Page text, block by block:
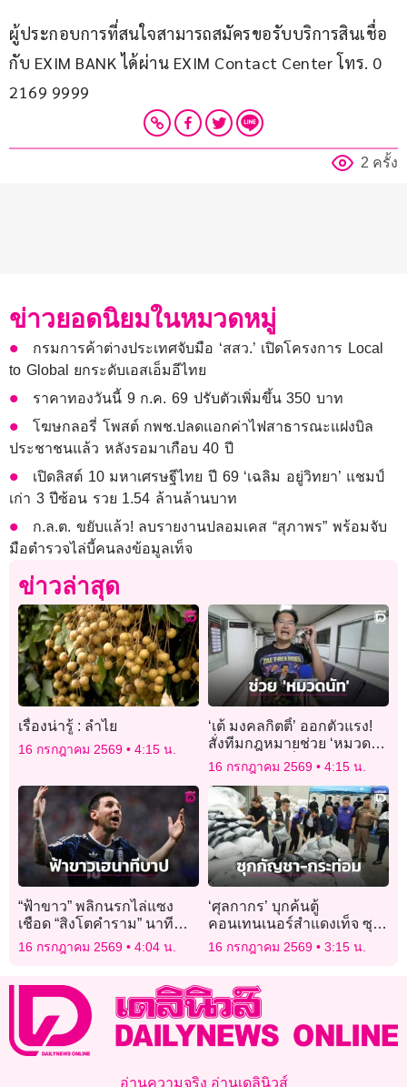
ผู้ประกอบการที่สนใจสามารถสมัครขอรับบริการสินเชื่อ
กับ EXIM BANK ได้ผ่าน EXIM Contact Center โทร. 0
2169 9999
2 ครั้ง
ข่าวยอดนิยมในหมวดหมู่
กรมการค้าต่างประเทศจับมือ ‘สสว.’ เปิดโครงการ Local
to Global ยกระดับเอสเอ็มอีไทย
ราคาทองวันนี้ 9 ก.ค. 69 ปรับตัวเพิ่มขึ้น 350 บาท
โฆษกลอรี่ โพสต์ กพช.ปลดแอกค่าไฟสาธารณะแฝงบิล
ประชาชนแล้ว หลังรอมาเกือบ 40 ปี
เปิดลิสต์ 10 มหาเศรษฐีไทย ปี 69 ‘เฉลิม อยู่วิทยา’ แชมป์
เก่า 3 ปีซ้อน รวย 1.54 ล้านล้านบาท
ก.ล.ต. ขยับแล้ว! ลบรายงานปลอมเคส “สุภาพร” พร้อมจับ
มือตำรวจไล่บี้คนลงข้อมูลเท็จ
ข่าวล่าสุด
เรื่องน่ารู้ : ลำไย
16 กรกฎาคม 2569 4:15 น.
‘เต้ มงคลกิตติ์’ ออกตัวแรง!
สั่งทีมกฎหมายช่วย ‘หมวด
นัท’ สู้ทุกคดี มั่นใจความ
บริสุทธิ์
16 กรกฎาคม 2569 4:15 น.
“ฟ้าขาว” พลิกนรกไล่แซง
เชือด “สิงโตคำราม” นาที
บาป
16 กรกฎาคม 2569 4:04 น.
‘ศุลกากร’ บุกค้นตู้
คอนเทนเนอร์สำแดงเท็จ ซุก
ช่อดอกกัญชา-ผงกระท่อม
กว่า 17.8 ล้าน
16 กรกฎาคม 2569 3:15 น.
อ่านความจริง อ่านเดลินิวส์